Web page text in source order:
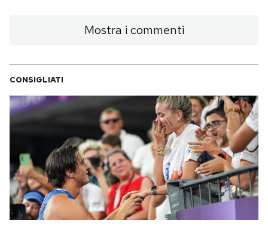
Mostra i commenti
CONSIGLIATI